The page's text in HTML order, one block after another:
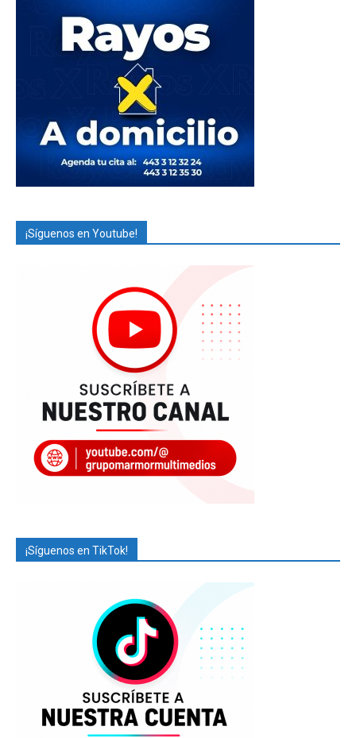
¡Síguenos en Youtube!
¡Síguenos en TikTok!